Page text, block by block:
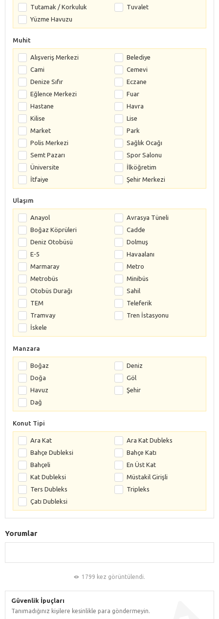
Tutamak / Korkuluk
Tuvalet
Yüzme Havuzu
Muhit
Alışveriş Merkezi
Belediye
Cami
Cemevi
Denize Sıfır
Eczane
Eğlence Merkezi
Fuar
Hastane
Havra
Kilise
Lise
Market
Park
Polis Merkezi
Sağlık Ocağı
Semt Pazarı
Spor Salonu
Üniversite
İlköğretim
İtfaiye
Şehir Merkezi
Ulaşım
Anayol
Avrasya Tüneli
Boğaz Köprüleri
Cadde
Deniz Otobüsü
Dolmuş
E-5
Havaalanı
Marmaray
Metro
Metrobüs
Minibüs
Otobüs Durağı
Sahil
TEM
Teleferik
Tramvay
Tren İstasyonu
İskele
Manzara
Boğaz
Deniz
Doğa
Göl
Havuz
Şehir
Dağ
Konut Tipi
Ara Kat
Ara Kat Dubleks
Bahçe Dubleksi
Bahçe Katı
Bahçeli
En Üst Kat
Kat Dubleksi
Müstakil Girişli
Ters Dubleks
Tripleks
Çatı Dubleksi
Yorumlar
1799 kez görüntülendi.
Güvenlik İpuçları
Tanımadığınız kişilere kesinlikle para göndermeyin.